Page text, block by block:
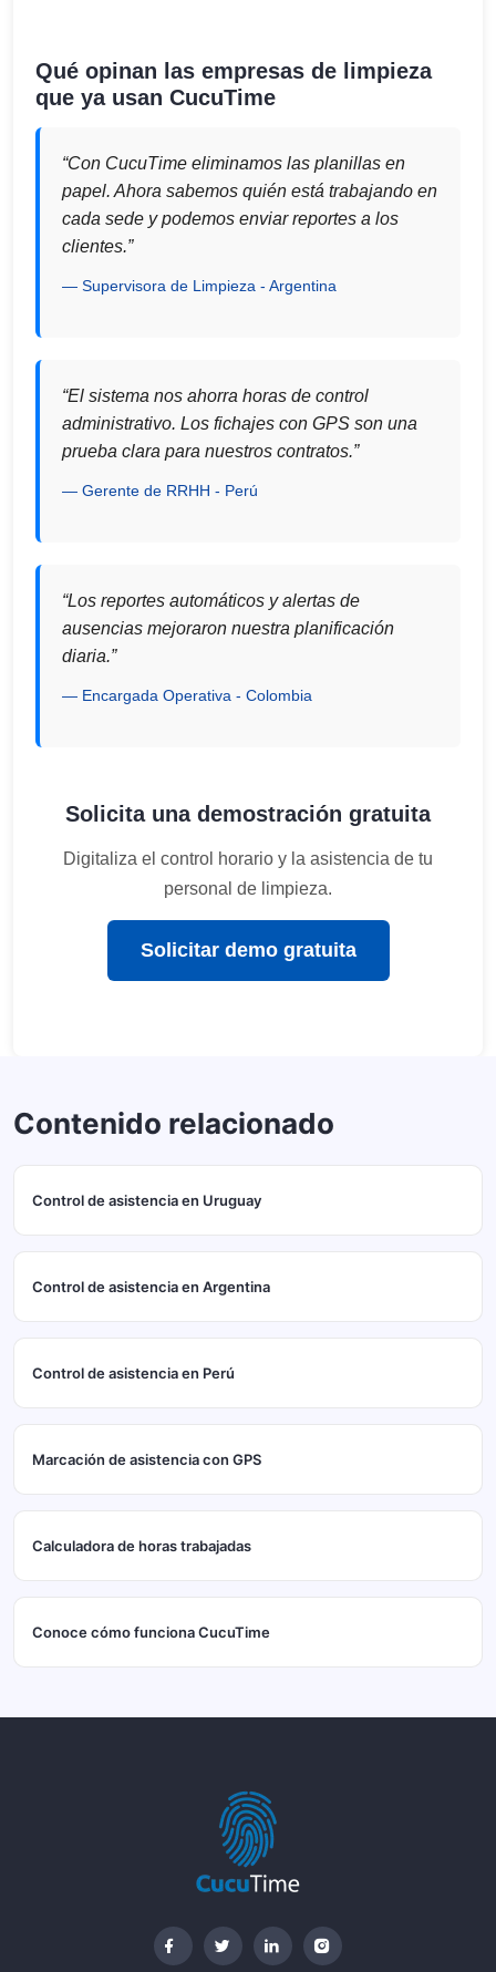
Qué opinan las empresas de limpieza
que ya usan CucuTime
“Con CucuTime eliminamos las planillas en
papel. Ahora sabemos quién está trabajando en
cada sede y podemos enviar reportes a los
clientes.”
Supervisora de Limpieza - Argentina
“El sistema nos ahorra horas de control
administrativo. Los fichajes con GPS son una
prueba clara para nuestros contratos.”
Gerente de RRHH - Perú
“Los reportes automáticos y alertas de
ausencias mejoraron nuestra planificación
diaria.”
Encargada Operativa - Colombia
Solicita una demostración gratuita
Digitaliza el control horario y la asistencia de tu
personal de limpieza.
Solicitar demo gratuita
Contenido relacionado
Control de asistencia en Uruguay
Control de asistencia en Argentina
Control de asistencia en Perú
Marcación de asistencia con GPS
Calculadora de horas trabajadas
Conoce cómo funciona CucuTime